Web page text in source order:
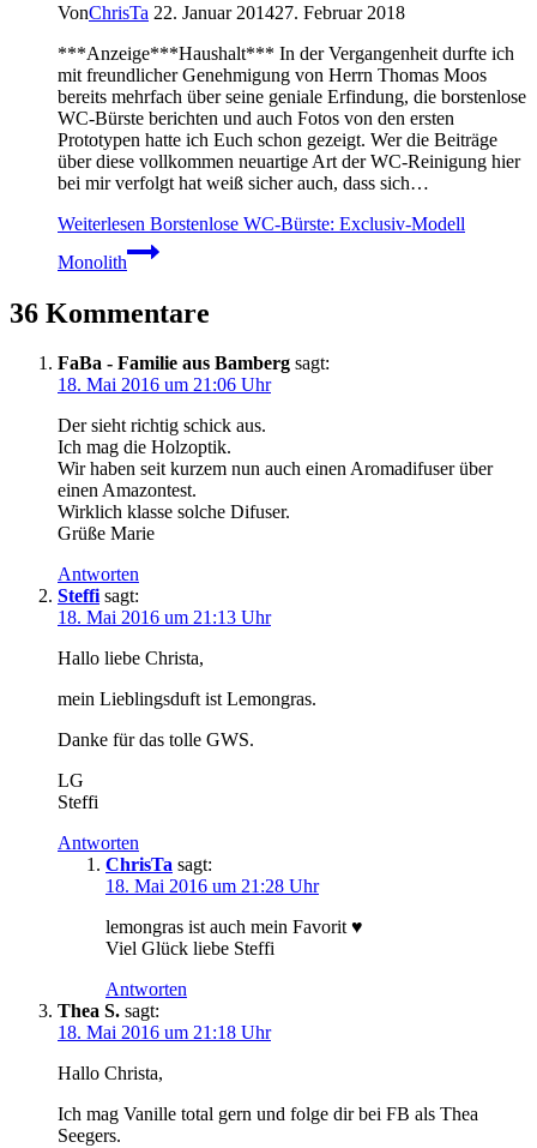
VonChrisTa 22. Januar 201427. Februar 2018
***Anzeige***Haushalt*** In der Vergangenheit durfte ich
mit freundlicher Genehmigung von Herrn Thomas Moos
bereits mehrfach über seine geniale Erfindung, die borstenlose
WC-Bürste berichten und auch Fotos von den ersten
Prototypen hatte ich Euch schon gezeigt. Wer die Beiträge
über diese vollkommen neuartige Art der WC-Reinigung hier
bei mir verfolgt hat weiß sicher auch, dass sich…
Weiterlesen Borstenlose WC-Bürste: Exclusiv-Modell
Monolith
36 Kommentare
FaBa - Familie aus Bamberg sagt:
18. Mai 2016 um 21:06 Uhr
Der sieht richtig schick aus.
Ich mag die Holzoptik.
Wir haben seit kurzem nun auch einen Aromadifuser über
einen Amazontest.
Wirklich klasse solche Difuser.
Grüße Marie
Antworten
Steffi sagt:
18. Mai 2016 um 21:13 Uhr
Hallo liebe Christa,
mein Lieblingsduft ist Lemongras.
Danke für das tolle GWS.
LG
Steffi
Antworten
ChrisTa sagt:
18. Mai 2016 um 21:28 Uhr
lemongras ist auch mein Favorit ♥
Viel Glück liebe Steffi
Antworten
Thea S. sagt:
18. Mai 2016 um 21:18 Uhr
Hallo Christa,
Ich mag Vanille total gern und folge dir bei FB als Thea
Seegers.